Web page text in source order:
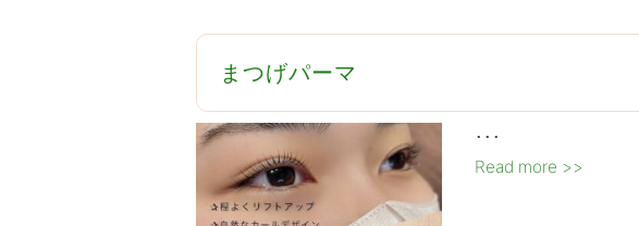
️まつげパーマ️
･･･
Read more >>